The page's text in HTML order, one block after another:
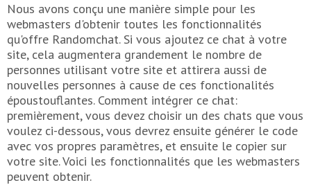
Nous avons conçu une manière simple pour les
webmasters d'obtenir toutes les fonctionnalités
qu'offre Randomchat. Si vous ajoutez ce chat à votre
site, cela augmentera grandement le nombre de
personnes utilisant votre site et attirera aussi de
nouvelles personnes à cause de ces fonctionalités
époustouflantes. Comment intégrer ce chat:
premièrement, vous devez choisir un des chats que vous
voulez ci-dessous, vous devrez ensuite générer le code
avec vos propres paramètres, et ensuite le copier sur
votre site. Voici les fonctionnalités que les webmasters
peuvent obtenir.